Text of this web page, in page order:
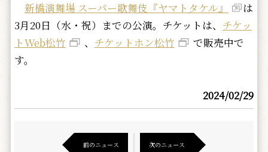
新橋演舞場 スーパー歌舞伎『ヤマトタケル』
は
3月20日（水・祝）までの公演。チケットは、 チケッ
トWeb松竹
、 チケットホン松竹
で販売中で
す。
2024/02/29
前のニュース 次のニュース